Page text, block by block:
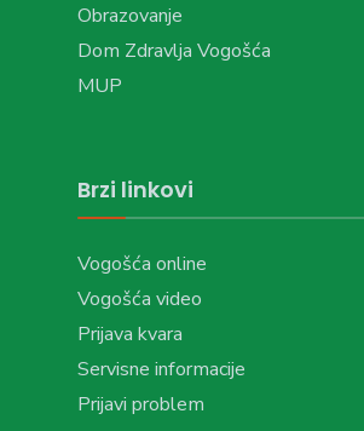
Obrazovanje
Dom Zdravlja Vogošća
MUP
Brzi linkovi
Vogošća online
Vogošća video
Prijava kvara
Servisne informacije
Prijavi problem